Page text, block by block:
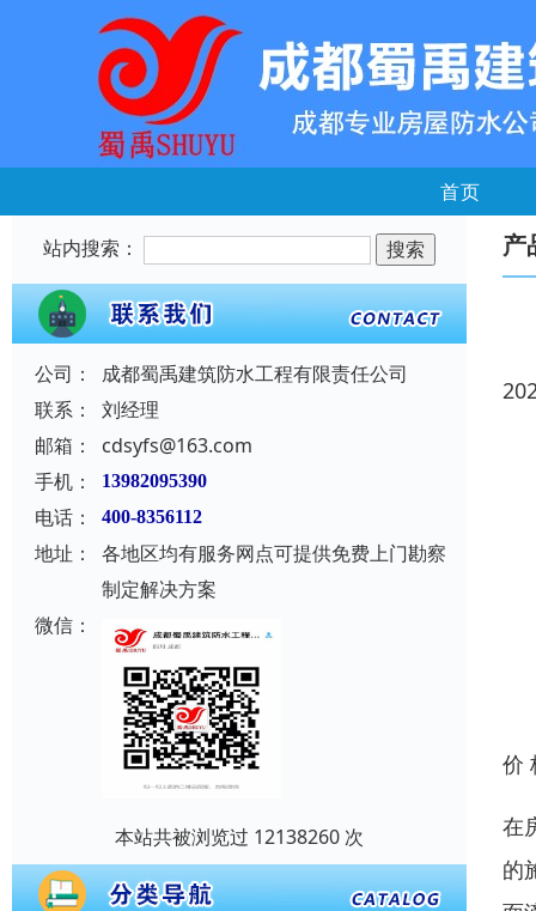
首页
站内搜索：
公司：
成都蜀禹建筑防水工程有限责任公司
联系：
刘经理
邮箱：
cdsyfs@163.com
手机：
13982095390
电话： 400-8356112
地址：
各地区均有服务网点可提供免费上门勘察
制定解决方案
微信：
本站共被浏览过 12138260 次
产
价
在
的